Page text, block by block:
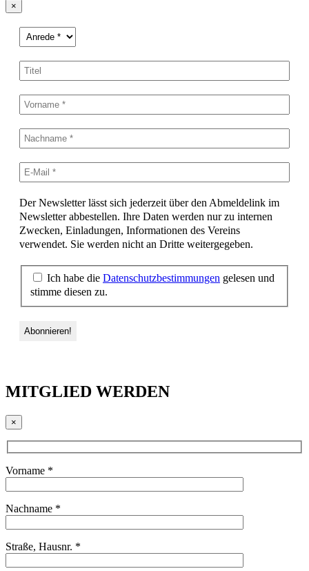
×
Der Newsletter lässt sich jederzeit über den Abmeldelink im
Newsletter abbestellen. Ihre Daten werden nur zu internen
Zwecken, Einladungen, Informationen des Vereins
verwendet. Sie werden nicht an Dritte weitergegeben.
Ich habe die Datenschutzbestimmungen gelesen und
stimme diesen zu.
MITGLIED WERDEN
×
Vorname *
Nachname *
Straße, Hausnr. *